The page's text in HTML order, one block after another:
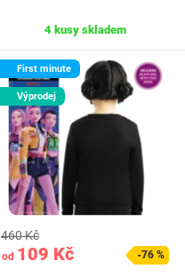
4 kusy skladem
First minute
Výprodej
od 109 Kč
460 Kč
-76 %